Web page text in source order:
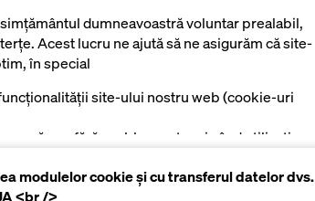
dumneavoastră voluntar prealabil,
Acest lucru ne ajută să ne asigurăm că site-
în special
site-ului nostru web (cookie-uri
fără probleme atunci când utilizați
pentru dumneavoastră ca utilizator pe
modulelor cookie și cu transferul datelor dvs.
<br />